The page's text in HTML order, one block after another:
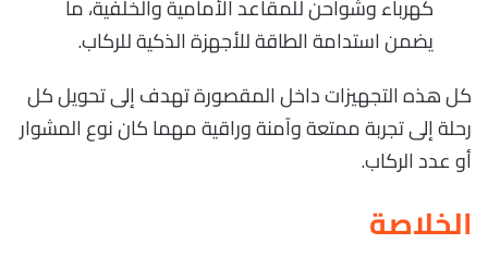
كهرباء وشواحن للمقاعد الأمامية والخلفية، ما
يضمن استدامة الطاقة للأجهزة الذكية للركاب.
كل هذه التجهيزات داخل المقصورة تهدف إلى تحويل كل
رحلة إلى تجربة ممتعة وآمنة وراقية مهما كان نوع المشوار
أو عدد الركاب.
الخلاصة